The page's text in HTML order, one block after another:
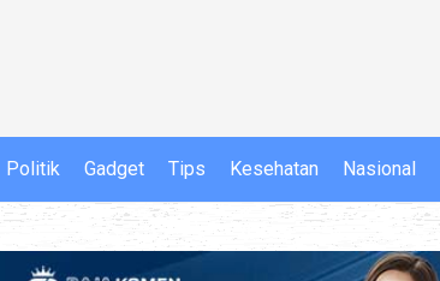
Politik Gadget Tips Kesehatan Nasional